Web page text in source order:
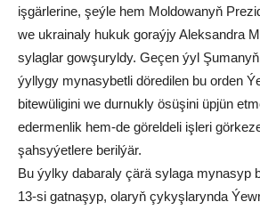
işgärlerine, şeýle hem Moldowanyň
we ukrainaly hukuk goraýjy Aleksandra
sylaglar gowşuryldy. Geçen ýyl
ýyllygy mynasybetli döredilen bu orden
bitewüligini we durnukly ösüşini üpjün
edermenlik hem-de göreldeli işleri
şahsyýetlere berilýär.
Bu ýylky dabaraly çärä sylaga mynasyp
13-si gatnaşyp, olaryň çykyşlarynda